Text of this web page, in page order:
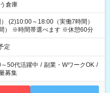
倉庫
(2)10:00～18:00（実働7時間）
） ※時間帯選べます ※休憩60分
定
50代活躍中 / 副業・WワークOK /
募集